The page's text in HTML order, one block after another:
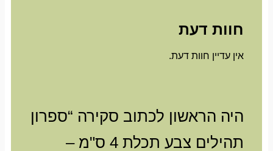
חוות דעת
אין עדיין חוות דעת.
היה הראשון לכתוב סקירה “ספרון
תהילים צבע תכלת 4 ס"מ –